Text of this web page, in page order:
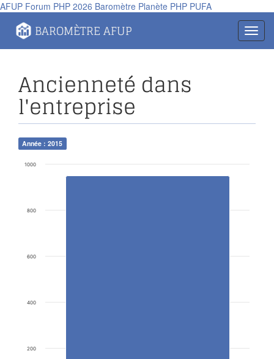
AFUP Forum PHP 2026 Baromètre Planète PHP PUFA
BAROMÈTRE AFUP
Ancienneté dans
l'entreprise
Année : 2015
200
400
600
800
1000
Panneau de gestion des cookies